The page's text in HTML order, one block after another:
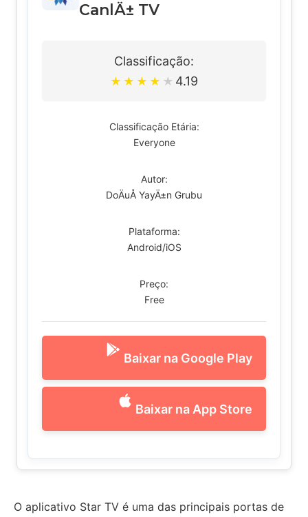
CanlÄ± TV
Classificação:
★ ★ ★ ★ ★ 4.19
Classificação Etária:
Everyone
Autor:
DoÄuÅ YayÄ±n Grubu
Plataforma:
Android/iOS
Preço:
Free
Baixar na Google Play
Baixar na App Store
O aplicativo Star TV é uma das principais portas de